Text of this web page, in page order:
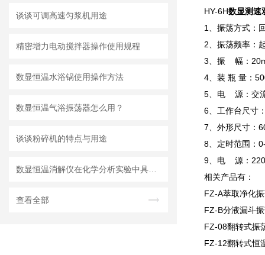
谈谈可调高速匀浆机用途
精密增力电动搅拌器操作使用规程
数显恒温水浴锅使用操作方法
数显恒温气浴振荡器怎么用？
谈谈粉碎机的特点与用途
查看全部
HY-6H数显测速
1、振荡方式：
2、振荡频率：
3、振 幅：
4、装 瓶 量：
5、电 源：交
6、工作台尺寸
7、外形尺寸：
8、定时范围：
9、电 源：
相关产品有：
FZ-A萃取净化
FZ-B分液漏斗
FZ-08翻转式振
FZ-12翻转式恒